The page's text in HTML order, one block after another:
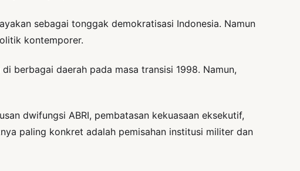
sebagai tonggak demokratisasi Indonesia. Namun
kontemporer.
berbagai daerah pada masa transisi 1998. Namun,
dwifungsi ABRI, pembatasan kekuasaan eksekutif,
paling konkret adalah pemisahan institusi militer dan